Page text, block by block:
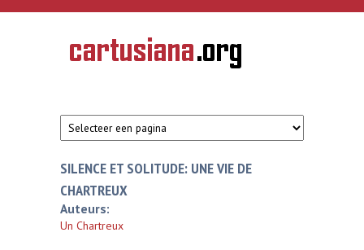
Overslaan en naar de inhoud gaan
CARTUSIANA
Geschiedenis
van de
SILENCE ET SOLITUDE: UNE VIE DE
CHARTREUX
Auteurs:
Un Chartreux